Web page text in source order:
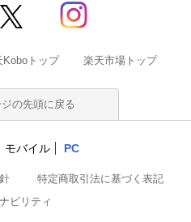
Koboトップ 楽天市場トップ
の先頭に戻る
モバイル PC
特定商取引法に基づく表記
ビリティ